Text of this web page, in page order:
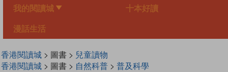
我的閱讀城 十本好讀
漫話生活
香港閱讀城> 圖書 > 兒童讀物
香港閱讀城> 圖書 > 自然科普> 普及科學